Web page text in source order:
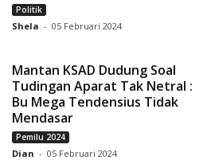
Politik
Shela - 05 Februari 2024
Mantan KSAD Dudung Soal
Tudingan Aparat Tak Netral :
Bu Mega Tendensius Tidak
Mendasar
Pemilu 2024
Dian - 05 Februari 2024